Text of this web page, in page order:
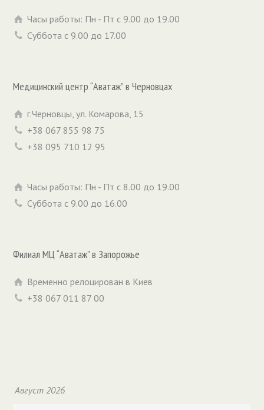
Часы работы: Пн - Пт с 9.00 до 19.00
Суббота с 9.00 до 17.00
Медицинский центр “Аватаж” в Черновцах
г.Черновцы, ул. Комарова, 15
+38 067 855 98 75
+38 095 710 12 95
Часы работы: Пн - Пт с 8.00 до 19.00
Суббота с 9.00 до 16.00
Филиал МЦ “Аватаж” в Запорожье
Временно релоцирован в Киев
+38 067 011 87 00
Август 2026